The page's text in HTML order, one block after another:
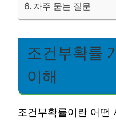
자주 묻는 질문
조건부확률
이해
조건부확률이란 어떤